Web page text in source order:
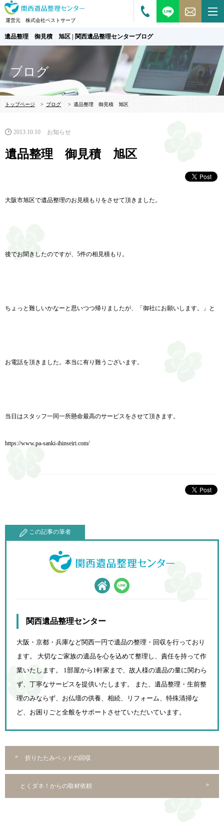
運営元 株式会社ベストサーブ
遺品整理 御見積 旭区 | 関西遺品整理センターブログ
ブログ
トップページ > ブログ > 遺品整理 御見積 旭区
2013.10.10 お知らせ
遺品整理 御見積 旭区
大阪市旭区で遺品整理のお見積もりをさせて頂きました。
後でお聞きしたのですが、5件の相見積もり。
ちょっと難しいかなーと思いつつ帰りましたが、「御社にお願いします。」と
お電話を頂きました。本当に有り難うございます。
当日はスタッフ一同一所懸命最高のサービスをさせて頂きます。
https://www.pa-sanki-ihinseiri.com/
この記事の筆者
関西遺品整理センター
大阪・京都・兵庫など関西一円で遺品の整理・回収を行っており
ます。 大切なご家族の遺品を心を込めて整理し、責任を持って作
業いたします。 1部屋から1軒家まで、故人様の遺品の量に関わら
ず、 丁寧なサービスを提供いたします。 また、遺品整理・生前整
理のみならず、お仏壇の供養、相続、
リフォーム、特殊清掃な
ど、お困りごと全般をサポートさせていただいています。
折りたたみベッドの回収
とくダネ！からの取材依頼